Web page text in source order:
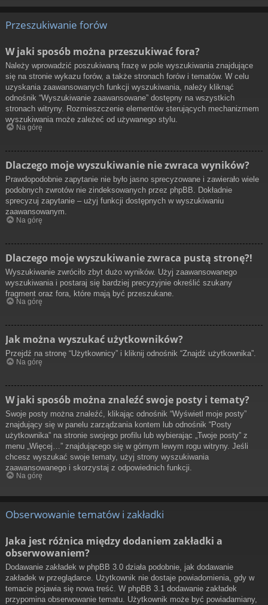
Przeszukiwanie forów
W jaki sposób można przeszukiwać fora?
Należy wprowadzić poszukiwaną frazę w pole wyszukiwania znajdujące
się na stronie wykazu forów, a także stronach forów i tematów. W celu
uzyskania zaawansowanych funkcji wyszukiwania, należy kliknąć
odnośnik “Wyszukiwanie zaawansowane” dostępny na wszystkich
stronach witryny. Rozmieszczenie elementów sterujących mechanizmem
wyszukiwania może zależeć od używanego stylu.
Na górę
Dlaczego moje wyszukiwanie nie zwraca wyników?
Prawdopodobnie zapytanie nie było jasno sprecyzowane i zawierało wiele
podobnych zwrotów nie zindeksowanych przez phpBB. Dokładnie
sprecyzuj zapytanie – użyj funkcji dostępnych w wyszukiwaniu
zaawansowanym.
Na górę
Dlaczego moje wyszukiwanie zwraca pustą stronę?!
Wyszukiwanie zwróciło zbyt dużo wyników. Użyj zaawansowanego
wyszukiwania i postaraj się bardziej precyzyjnie określić szukany
fragment oraz fora, które mają być przeszukane.
Na górę
Jak można wyszukać użytkowników?
Przejdź na stronę “Użytkownicy” i kliknij odnośnik “Znajdź użytkownika”.
Na górę
W jaki sposób można znaleźć swoje posty i tematy?
Swoje posty można znaleźć, klikając odnośnik “Wyświetl moje posty”
znajdujący się w panelu zarządzania kontem lub odnośnik “Posty
użytkownika” na stronie swojego profilu lub wybierając „Twoje posty” z
menu „Więcej…” znajdującego się w górnym lewym rogu witryny. Jeśli
chcesz wyszukać swoje tematy, użyj strony wyszukiwania
zaawansowanego i skorzystaj z odpowiednich funkcji.
Na górę
Obserwowanie tematów i zakładki
Jaka jest różnica między dodaniem zakładki a
obserwowaniem?
Dodawanie zakładek w phpBB 3.0 działa podobnie, jak dodawanie
zakładek w przeglądarce. Użytkownik nie dostaje powiadomienia, gdy w
temacie pojawia się nowa treść. W phpBB 3.1 dodawanie zakładek
przypomina obserwowanie tematu. Użytkownik może być powiadamiany,